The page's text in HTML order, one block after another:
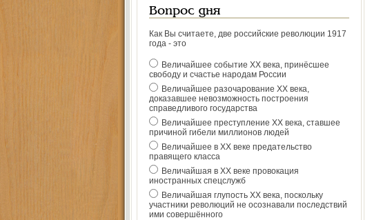
Вопрос дня
Как Вы считаете, две российские революции 1917
года - это
Величайшее событие ХХ века, принёсшее
свободу и счастье народам России
Величайшее разочарование ХХ века,
доказавшее невозможность построения
справедливого государства
Величайшее преступление ХХ века, ставшее
причиной гибели миллионов людей
Величайшее в ХХ веке предательство
правящего класса
Величайшая в ХХ веке провокация
иностранных спецслужб
Величайшая глупость ХХ века, поскольку
участники революций не осознавали последствий
ими совершённого